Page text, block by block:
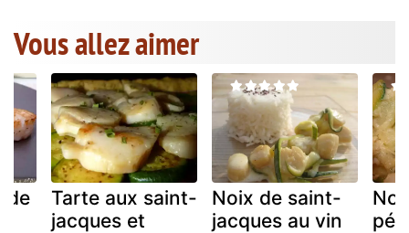
Vous allez aimer
de
Tarte aux saint-
jacques et
Noix de saint-
jacques au vin